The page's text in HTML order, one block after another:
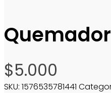
$5.000
SKU: 1576535781441